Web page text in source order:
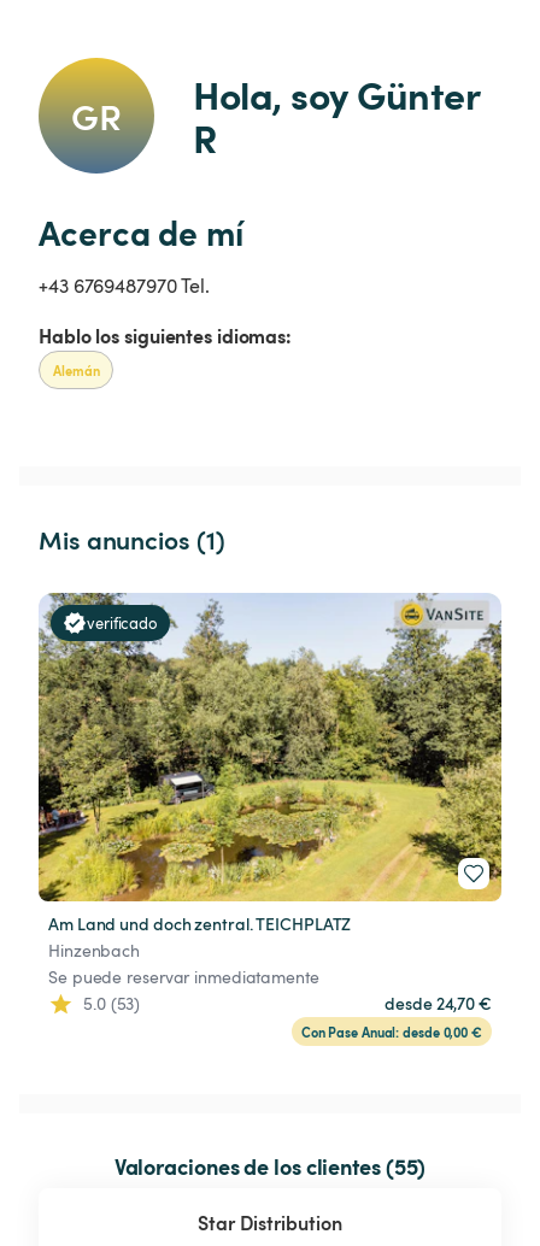
GR
Hola, soy Günter
R
Acerca de mí
+43 6769487970 Tel.
Hablo los siguientes idiomas:
Alemán
Mis anuncios (1)
verificado
Am Land und doch zentral. TEICHPLATZ
Hinzenbach
Se puede reservar inmediatamente
5.0 (53)
desde 24,70 €
Con Pase Anual: desde 0,00 €
Valoraciones de los clientes (55)
Star Distribution